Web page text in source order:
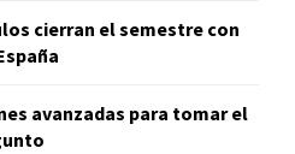
cierran el semestre con
avanzadas para tomar el